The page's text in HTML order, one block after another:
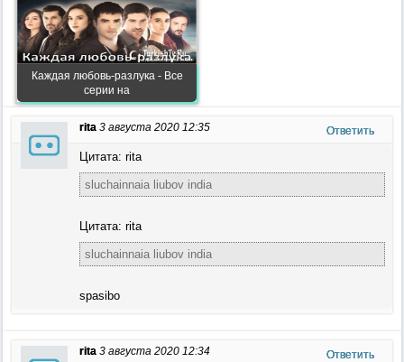
Каждая любовь-разлука - Все
серии на
rita 3 августа 2020 12:35 Ответить
Цитата: rita
sluchainnaia liubov india
Цитата: rita
sluchainnaia liubov india
spasibo
rita 3 августа 2020 12:34 Ответить